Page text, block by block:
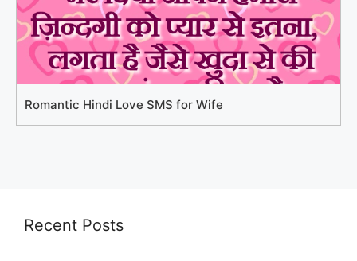
Romantic Hindi Love SMS for Wife
Recent Posts